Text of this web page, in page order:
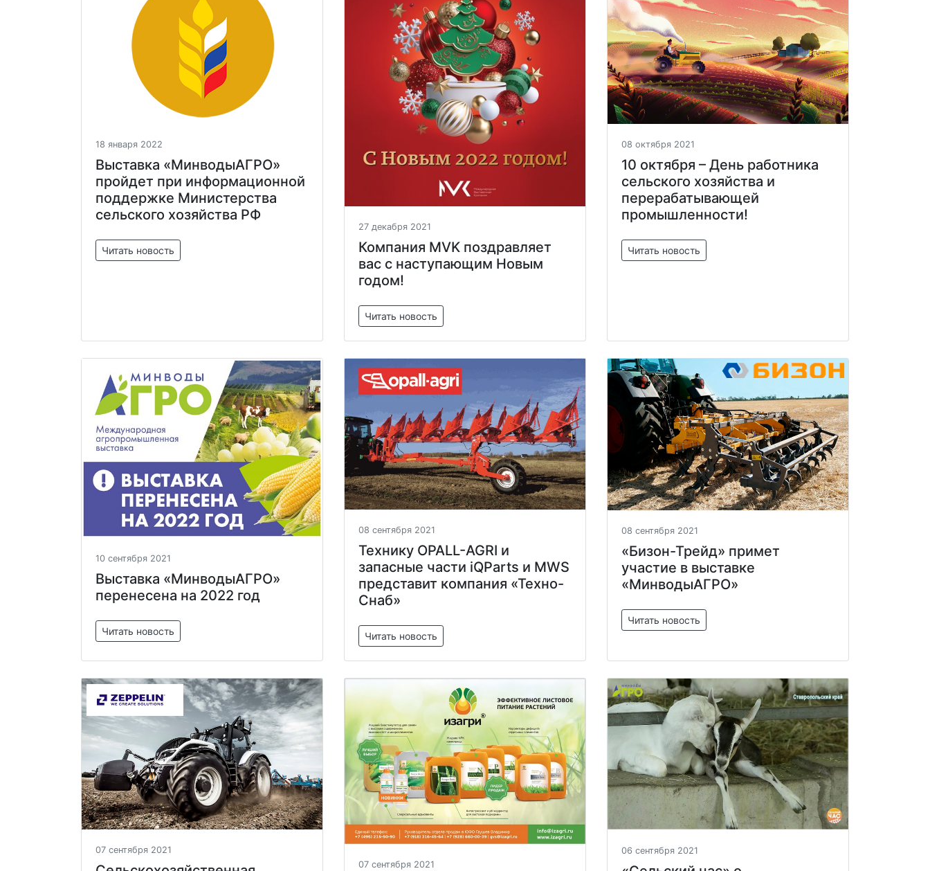
18 января 2022
Выставка «МинводыАГРО»
пройдет при информационной
поддержке Министерства
сельского хозяйства РФ
Читать новость
27 декабря 2021
Компания MVK поздравляет
вас с наступающим Новым
годом!
Читать новость
08 октября 2021
10 октября – День работника
сельского хозяйства и
перерабатывающей
промышленности!
Читать новость
10 сентября 2021
Выставка «МинводыАГРО»
перенесена на 2022 год
Читать новость
08 сентября 2021
Технику OPALL-AGRI и
запасные части iQParts и MWS
представит компания «Техно-
Снаб»
Читать новость
08 сентября 2021
«Бизон-Трейд» примет
участие в выставке
«МинводыАГРО»
Читать новость
07 сентября 2021
07 сентября 2021
06 сентября 2021